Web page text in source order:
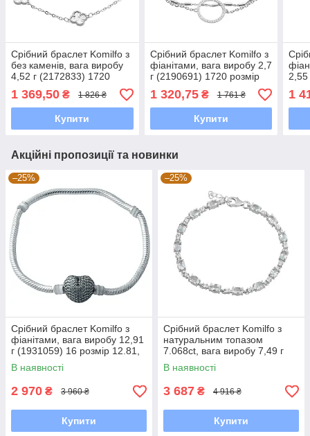
Срібний браслет Komilfo з
без каменів, вага виробу
4,52 г (2172833) 1720
розмір
1 369,50 ₴ 1 826 ₴
Купити
Срібний браслет Komilfo з
фіанітами, вага виробу 2,7
г (2190691) 1720 розмір
1 320,75₴ 1 761 ₴
Купити
2,55
1
Акційні пропозиції та новинки
–25%
Срібний браслет Komilfo з
фіанітами, вага виробу 12,91
г (1931059) 16 розмір 12.81,
17 см
В наявності
2 970 ₴ 3 960 ₴
Купити
–25%
Срібний браслет Komilfo з
натуральним топазом
7.068ct, вага виробу 7,49 г
(2092940) 1720 розмір
В наявності
3 687 ₴ 4 916 ₴
Купити